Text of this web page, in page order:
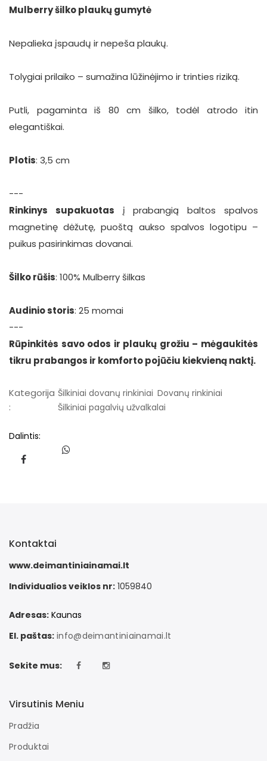
Mulberry šilko plaukų gumytė
Nepalieka įspaudų ir nepeša plaukų.
Tolygiai prilaiko – sumažina lūžinėjimo ir trinties riziką.
Putli, pagaminta iš 80 cm šilko, todėl atrodo itin
elegantiškai.
Plotis: 3,5 cm
---
Rinkinys supakuotas į prabangią baltos spalvos
magnetinę dėžutę, puoštą aukso spalvos logotipu –
puikus pasirinkimas dovanai.
Šilko rūšis: 100% Mulberry šilkas
Audinio storis: 25 momai
---
Rūpinkitės savo odos ir plaukų grožiu – mėgaukitės
tikru prabangos ir komforto pojūčiu kiekvieną naktį.
Kategorija
:
Šilkiniai dovanų rinkiniai Dovanų rinkiniai
Šilkiniai pagalvių užvalkalai
Dalintis:
Kontaktai
www.deimantiniainamai.lt
Individualios veiklos nr: 1059840
Adresas: Kaunas
El. paštas: info@deimantiniainamai.lt
Sekite mus:
Virsutinis Meniu
Pradžia
Produktai